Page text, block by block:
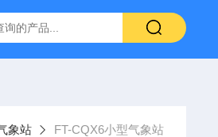
FT-ZDSQ无线土壤墒情监测仪厂家
象站 FT-CQX6小型气象站